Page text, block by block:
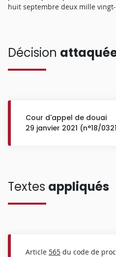
huit septembre deux mille
Décision
Cour d'appel de douai
29 janvier 2021 (n°18/
Textes appliqués
Article 565 du code de